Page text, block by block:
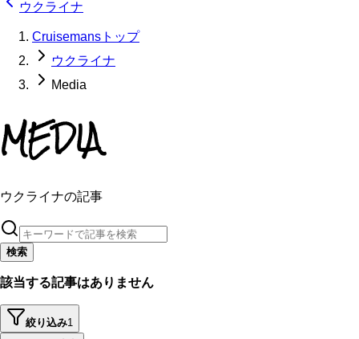
ウクライナ
Cruisemansトップ
ウクライナ
Media
MEDIA
ウクライナの記事
検索
該当する記事はありません
絞り込み1